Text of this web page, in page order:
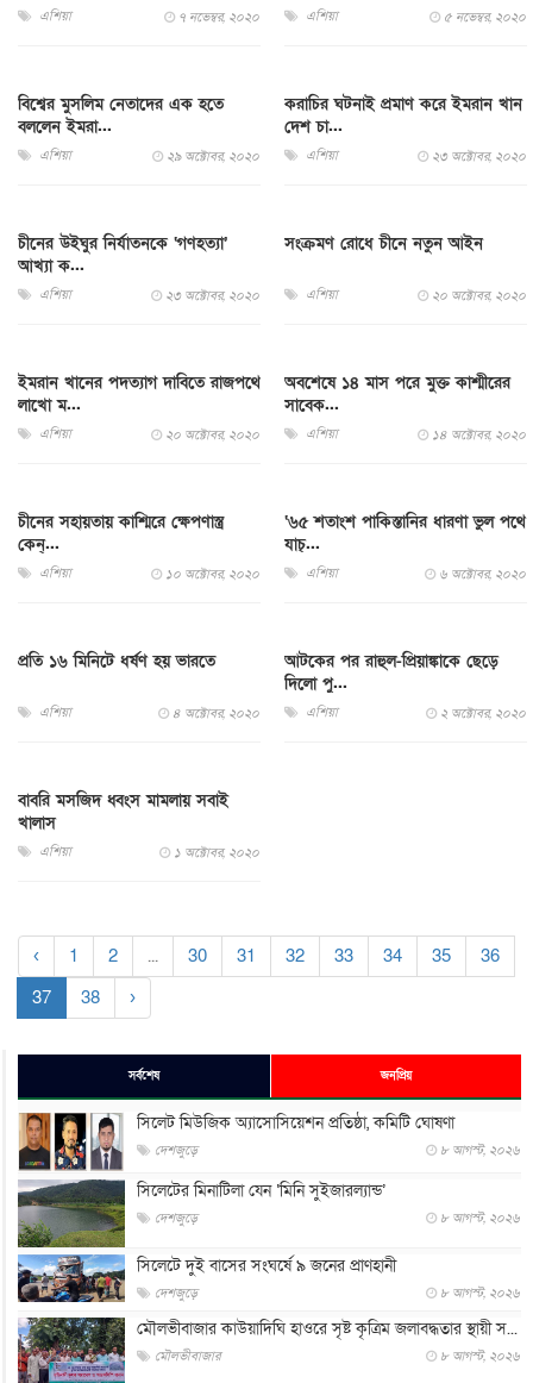
এশিয়া ৭ নভেম্বর, ২০২০ এশিয়া ৫ নভেম্বর, ২০২০
বিশ্বের মুসলিম নেতাদের এক হতে
বললেন ইমরা...
এশিয়া ২৯ অক্টোবর, ২০২০
করাচির ঘটনাই প্রমাণ করে ইমরান খান
দেশ চা...
এশিয়া ২৩ অক্টোবর, ২০২০
চীনের উইঘুর নির্যাতনকে ‘গণহত্যা’
আখ্যা ক...
এশিয়া ২৩ অক্টোবর, ২০২০
সংক্রমণ রোধে চীনে নতুন আইন
এশিয়া ২০ অক্টোবর, ২০২০
ইমরান খানের পদত্যাগ দাবিতে রাজপথে
লাখো ম...
এশিয়া ২০ অক্টোবর, ২০২০
অবশেষে ১৪ মাস পরে মুক্ত কাশ্মীরের
সাবেক...
এশিয়া ১৪ অক্টোবর, ২০২০
চীনের সহায়তায় কাশ্মিরে ক্ষেপণাস্ত্র
কেন্...
এশিয়া ১০ অক্টোবর, ২০২০
‘৬৫ শতাংশ পাকিস্তানির ধারণা ভুল পথে
যাচ্...
এশিয়া ৬ অক্টোবর, ২০২০
প্রতি ১৬ মিনিটে ধর্ষণ হয় ভারতে
এশিয়া ৪ অক্টোবর, ২০২০
আটকের পর রাহুল-প্রিয়াঙ্কাকে ছেড়ে
দিলো পু...
এশিয়া ২ অক্টোবর, ২০২০
বাবরি মসজিদ ধ্বংস মামলায় সবাই
খালাস
এশিয়া ১ অক্টোবর, ২০২০
‹ 1 2 ... 30 31 32 33 34 35
36
37
38 ›
সর্বশেষ জনপ্রিয়
সিলেট মিউজিক অ্যাসোসিয়েশন প্রতিষ্ঠা, কমিটি ঘোষণা
দেশজুড়ে ৮ আগস্ট, ২০২৬
সিলেটের মিনাটিলা যেন ‘মিনি সুইজারল্যান্ড’
দেশজুড়ে ৮ আগস্ট, ২০২৬
সিলেটে দুই বাসের সংঘর্ষে ৯ জনের প্রাণহানী
দেশজুড়ে ৮ আগস্ট, ২০২৬
মৌলভীবাজার কাউয়াদিঘি হাওরে সৃষ্ট কৃত্রিম জলাবদ্ধতার স্থায়ী স...
মৌলভীবাজার ৮ আগস্ট, ২০২৬